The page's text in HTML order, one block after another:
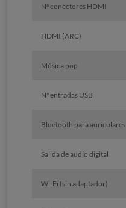
Nª conectores HDMI
HDMI (ARC)
Música pop
Nª entradas USB
Bluetooth para auriculares
Salida de audio digital
Wi-Fi (sin adaptador)